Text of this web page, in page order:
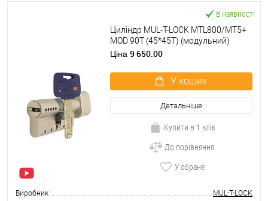
В наявності
Циліндр MUL-T-LOCK MTL800/MT5+
MOD 90T (45*45T) (модульний)
нікель сатин
Ціна 9 650.00
У кошик
Детальніше
Купити в 1 клік
До порівняння
У обране
Виробник
MUL-T-LOCK